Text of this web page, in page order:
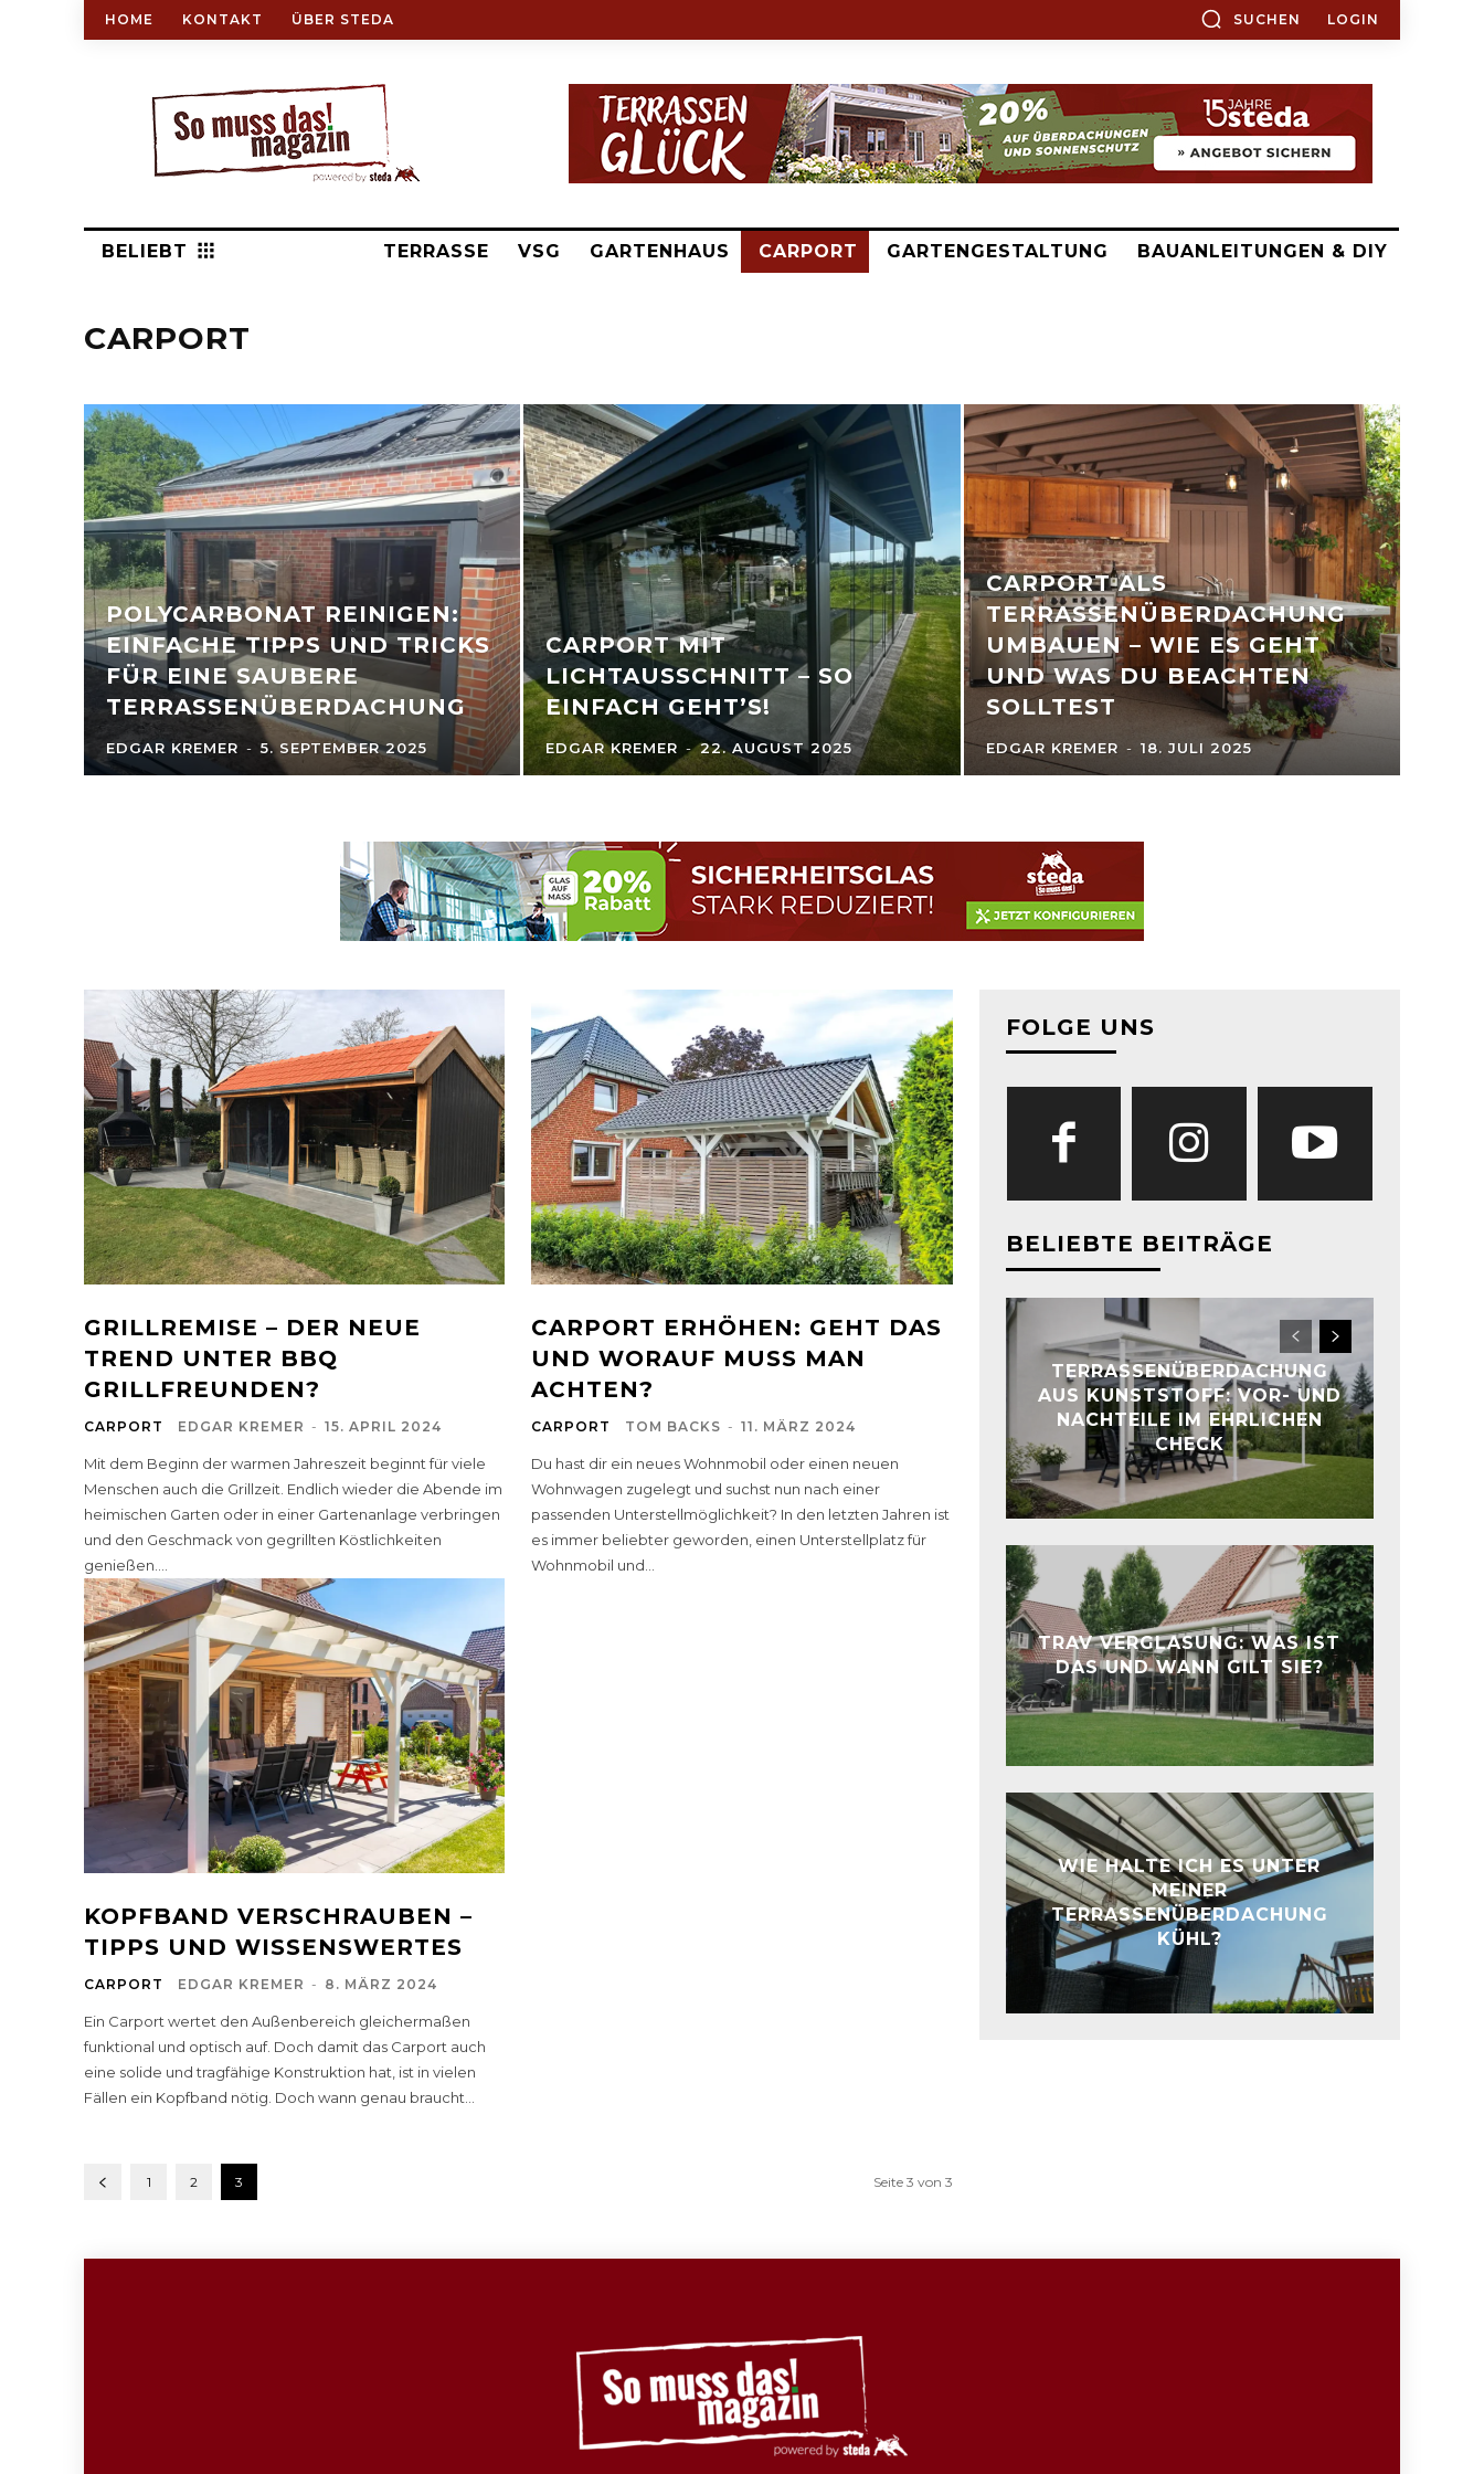
HOME KONTAKT ÜBER STEDA SUCHEN LOGIN
BELIEBT TERRASSE VSG GARTENHAUS CARPORT GARTENGESTALTUNG BAUANLEITUNGEN & DIY
CARPORT
POLYCARBONAT REINIGEN:
EINFACHE TIPPS UND TRICKS
FÜR EINE SAUBERE
TERRASSENÜBERDACHUNG
EDGAR KREMER - 5. SEPTEMBER 2025
CARPORT MIT
LICHTAUSSCHNITT – SO
EINFACH GEHT’S!
EDGAR KREMER - 22. AUGUST 2025
CARPORT ALS
TERRASSENÜBERDACHUNG
UMBAUEN – WIE ES GEHT
UND WAS DU BEACHTEN
SOLLTEST
EDGAR KREMER - 18. JULI 2025
GRILLREMISE – DER NEUE
TREND UNTER BBQ
GRILLFREUNDEN?
CARPORT EDGAR KREMER - 15. APRIL 2024
Mit dem Beginn der warmen Jahreszeit beginnt für viele
Menschen auch die Grillzeit. Endlich wieder die Abende im
heimischen Garten oder in einer Gartenanlage verbringen
und den Geschmack von gegrillten Köstlichkeiten
genießen....
CARPORT ERHÖHEN: GEHT DAS
UND WORAUF MUSS MAN
ACHTEN?
CARPORT TOM BACKS - 11. MÄRZ 2024
Du hast dir ein neues Wohnmobil oder einen neuen
Wohnwagen zugelegt und suchst nun nach einer
passenden Unterstellmöglichkeit? In den letzten Jahren ist
es immer beliebter geworden, einen Unterstellplatz für
Wohnmobil und...
KOPFBAND VERSCHRAUBEN –
TIPPS UND WISSENSWERTES
CARPORT EDGAR KREMER - 8. MÄRZ 2024
Ein Carport wertet den Außenbereich gleichermaßen
funktional und optisch auf. Doch damit das Carport auch
eine solide und tragfähige Konstruktion hat, ist in vielen
Fällen ein Kopfband nötig. Doch wann genau braucht...
1 2 3 Seite 3 von 3
FOLGE UNS
BELIEBTE BEITRÄGE
TERRASSENÜBERDACHUNG
AUS KUNSTSTOFF: VOR- UND
NACHTEILE IM EHRLICHEN
CHECK
TRAV VERGLASUNG: WAS IST
DAS UND WANN GILT SIE?
WIE HALTE ICH ES UNTER
MEINER
TERRASSENÜBERDACHUNG
KÜHL?